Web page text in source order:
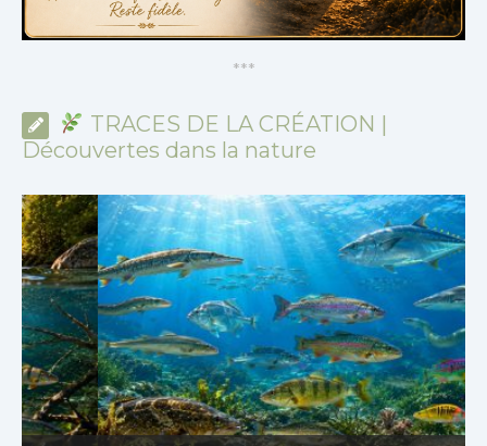
***
TRACES DE LA CRÉATION |
Découvertes dans la nature